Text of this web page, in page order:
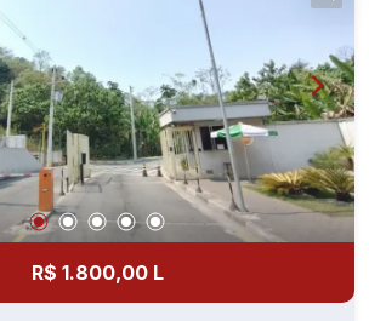
R$ 1.800,00 L